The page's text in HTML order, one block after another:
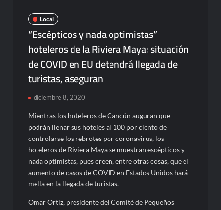
Local
“Escépticos y nada optimistas”
hoteleros de la Riviera Maya; situación
de COVID en EU detendrá llegada de
turistas, aseguran
diciembre 8, 2020
Mientras los hoteleros de Cancún auguran que
podrán llenar sus hoteles al 100 por ciento de
controlarse los rebrotes por coronavirus, los
hoteleros de Riviera Maya se muestran escépticos y
nada optimistas, pues creen, entre otras cosas, que el
aumento de casos de COVID en Estados Unidos hará
mella en la llegada de turistas.
Omar Ortiz, presidente del Comité de Pequeños